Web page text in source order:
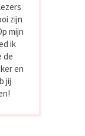
zijn
mijn
ik
de
en
jij